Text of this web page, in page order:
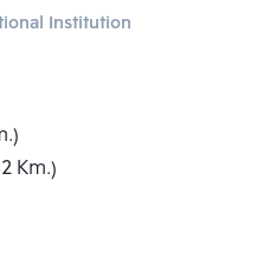
Institution
Km.)